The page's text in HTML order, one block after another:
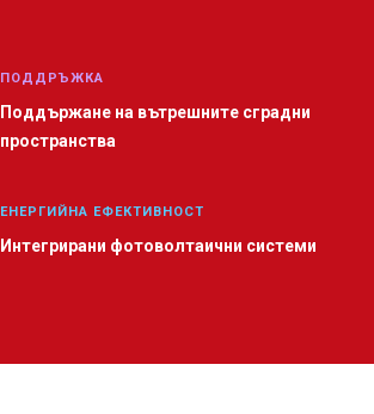
ПОДДРЪЖКА
Поддържане на вътрешните сградни
пространства
ЕНЕРГИЙНА ЕФЕКТИВНОСТ
Интегрирани фотоволтаични системи